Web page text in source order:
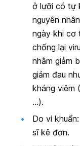
ở lưỡi có tự
nguyên
ngày khi cơ
chống lại
nhằm giảm
giảm đau
kháng viêm
…).
Do vi
sĩ kê đơn.